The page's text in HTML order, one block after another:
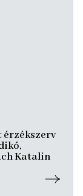
érzékszerv
Katalin